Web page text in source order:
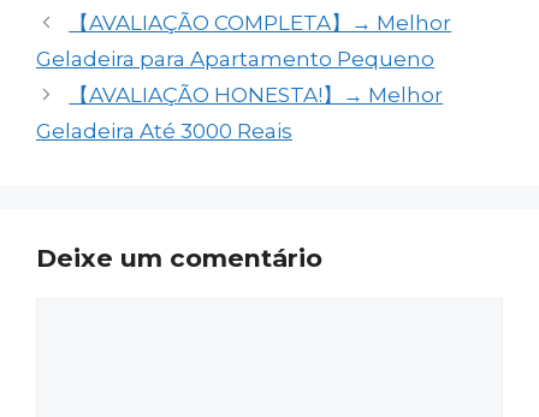
【AVALIAÇÃO COMPLETA】→ Melhor
Geladeira para Apartamento Pequeno
【AVALIAÇÃO HONESTA!】→ Melhor
Geladeira Até 3000 Reais
Deixe um comentário